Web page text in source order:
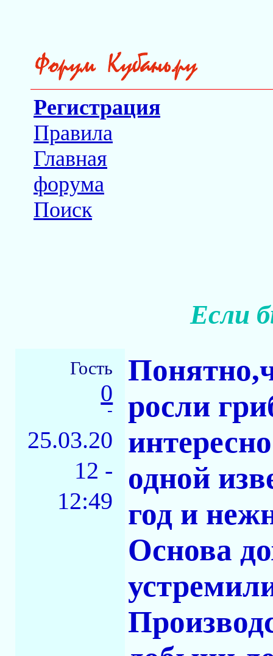
Регистрация
Правила
Главная
форума
Поиск
Если
Гость
0
-
25.03.20
12 -
12:49
росли
одной
год и
Основа